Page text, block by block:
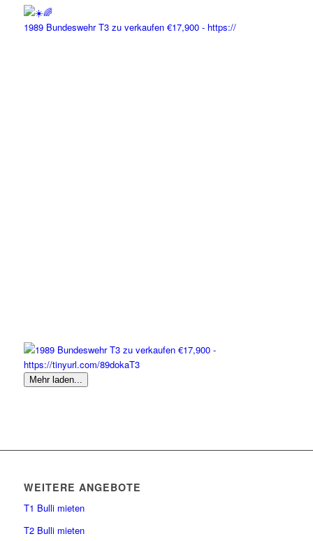
1989 Bundeswehr T3 zu verkaufen €17,900 - https://
Mehr laden...
WEITERE ANGEBOTE
T1 Bulli mieten
T2 Bulli mieten